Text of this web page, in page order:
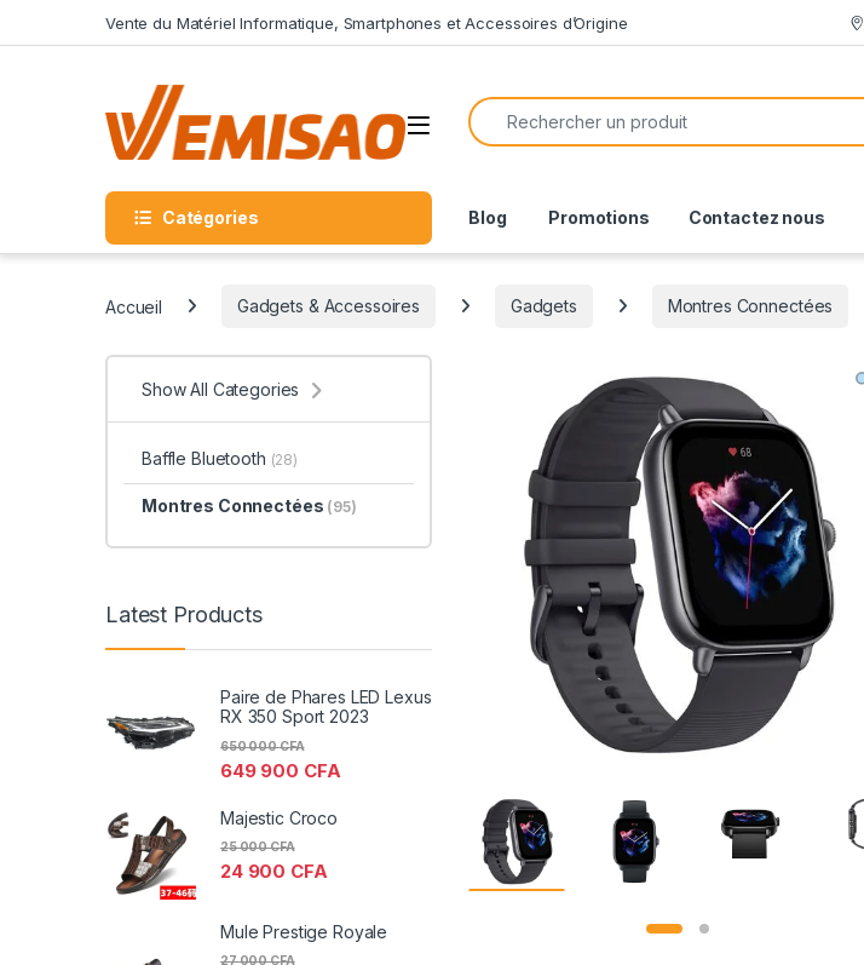
Vente du Matériel Informatique, Smartphones et Accessoires d’Origine
Open
Search for:
Catégories Blog Promotions Contactez nous
Accueil Gadgets & Accessoires Gadgets Montres Connectées
Show All Categories
Baffle Bluetooth (28)
Montres Connectées (95)
Latest Products
Paire de Phares LED Lexus
RX 350 Sport 2023
649 900 CFA
650 000CFA
Majestic Croco
24 900 CFA
25 000CFA
Mule Prestige Royale
27 000CFA